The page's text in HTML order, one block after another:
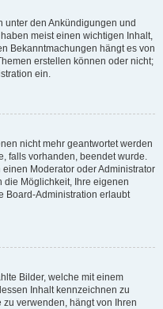
unter den Ankündigungen und
meist einen wichtigen Inhalt,
Bekanntmachungen hängt es von
erstellen können oder nicht;
ein.
nicht mehr geantwortet werden
falls vorhanden, beendet wurde.
Moderator oder Administrator
die Möglichkeit, Ihre eigenen
Board-Administration erlaubt
Bilder, welche mit einem
Inhalt kennzeichnen zu
verwenden, hängt von Ihren